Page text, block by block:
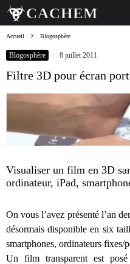
Accueil Blogosphère
Blogosphère · 8 juillet 2011
Filtre 3D pour écran
Visualiser un film en 3D
ordinateur, iPad,
On vous l’avez présenté l’an
désormais disponible en six
smartphones, ordinateurs fixes/
Un film transparent est